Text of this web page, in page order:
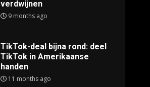
verdwijnen
9 months ago
TikTok-deal bijna rond: deel
TikTok in Amerikaanse
handen
11 months ago